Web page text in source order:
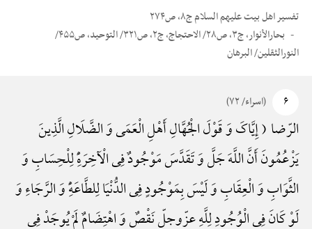
تفسیر اهل بیت علیهم السلام ج۸، ص۲۷۴
بحارالأنوار، ج۳، ص۲۸/ الاحتجاج، ج۲، ص۳۲۱/ التوحید، ص۴۵۵/
النورالثقلین/ البرهان
۶ (اسراء/ ۷۲)
الرّضا ( إِیَّاکَ وَ قَوْلَ الْجُهَّالِ أَهْلِ الْعَمَی وَ الضَّلَالِ الَّذِینَ
یَزْعُمُونَ أَنَّ اللَّهَ جَلَّ وَ تَقَدَّسَ مَوْجُودٌ فِی الْآخِرَهًِْ لِلْحِسَابِ وَ
الثَّوَابِ وَ الْعِقَابِ وَ لَیْسَ بِمَوْجُودٍ فِی الدُّنْیَا لِلطَّاعَهًِْ وَ الرَّجَاءِ وَ
لَوْ کَانَ فِی الْوُجُودِ لِلَّهِ عزّوجلّ نَقْصٌ وَ اهْتِضَامٌ لَمْ یُوجَدْ فِی